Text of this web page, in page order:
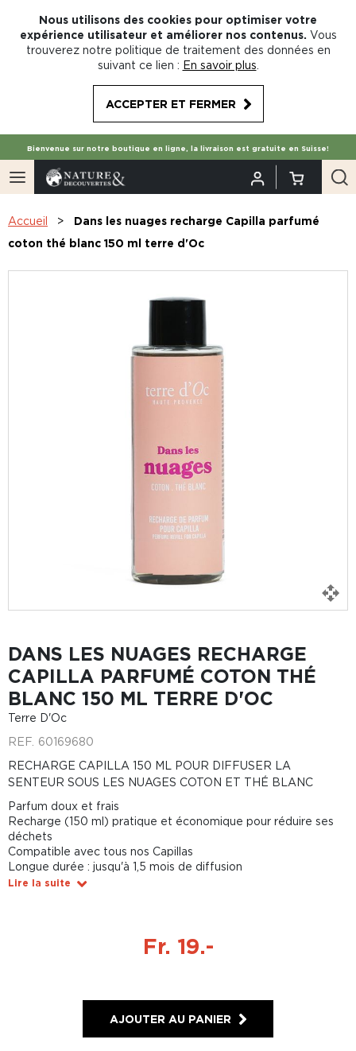
Nous utilisons des cookies pour optimiser votre
expérience utilisateur et améliorer nos contenus. Vous
trouverez notre politique de traitement des données en
suivant ce lien : En savoir plus
ACCEPTER ET FERMER
Bienvenue sur notre boutique en ligne, la livraison est gratuite en Suisse!
Accueil
Dans les nuages recharge Capilla parfumé
coton thé blanc 150 ml terre d'Oc
DANS LES NUAGES RECHARGE
CAPILLA PARFUMÉ COTON THÉ
BLANC 150 ML TERRE D'OC
Terre D'Oc
REF. 60169680
RECHARGE CAPILLA 150 ML POUR DIFFUSER LA
SENTEUR SOUS LES NUAGES COTON ET THÉ BLANC
Parfum doux et frais
Recharge (150 ml) pratique et économique pour réduire ses
déchets
Compatible avec tous nos Capillas
Longue durée : jusqu'à 1,5 mois de diffusion
Lire la suite
Fr. 19.-
AJOUTER AU PANIER